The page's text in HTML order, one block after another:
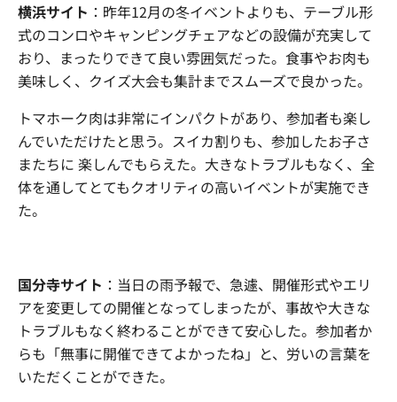
横浜サイト ：昨年12月の冬イベントよりも、テーブル形
式のコンロやキャンピングチェアなどの設備が充実して
おり、まったりできて良い雰囲気だった。食事やお肉も
美味しく、クイズ大会も集計までスムーズで良かった。
トマホーク肉は非常にインパクトがあり、参加者も楽し
んでいただけたと思う。スイカ割りも、参加したお子さ
またちに 楽しんでもらえた。大きなトラブルもなく、全
体を通してとてもクオリティの高いイベントが実施でき
た。
国分寺サイト ：当日の雨予報で、急遽、開催形式やエリ
アを変更しての開催となってしまったが、事故や大きな
トラブルもなく終わることができて安心した。参加者か
らも「無事に開催できてよかったね」と、労いの言葉を
いただくことができた。